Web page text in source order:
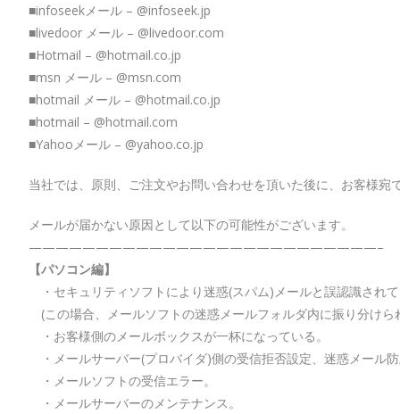
■infoseekメール – @infoseek.jp
■livedoor メール – @livedoor.com
■Hotmail – @hotmail.co.jp
■msn メール – @msn.com
■hotmail メール – @hotmail.co.jp
■hotmail – @hotmail.com
■Yahooメール – @yahoo.co.jp
当社では、原則、ご注文やお問い合わせを頂いた後に、お客様宛
メールが届かない原因として以下の可能性がございます。
——————————————————————————–
【パソコン編】
・セキュリティソフトにより迷惑(スパム)メールと誤認識され
(この場合、メールソフトの迷惑メールフォルダ内に振り分けら
・お客様側のメールボックスが一杯になっている。
・メールサーバー(プロバイダ)側の受信拒否設定、迷惑メール
・メールソフトの受信エラー。
・メールサーバーのメンテナンス。